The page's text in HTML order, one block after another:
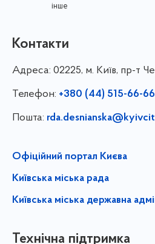
інше
Контакти
Адреса: 02225, м. Київ, пр-т
Телефон: +380 (44) 515-66-66
Пошта:
Офіційний портал Києва
Київська міська рада
Київська міська державна
Технічна підтримка